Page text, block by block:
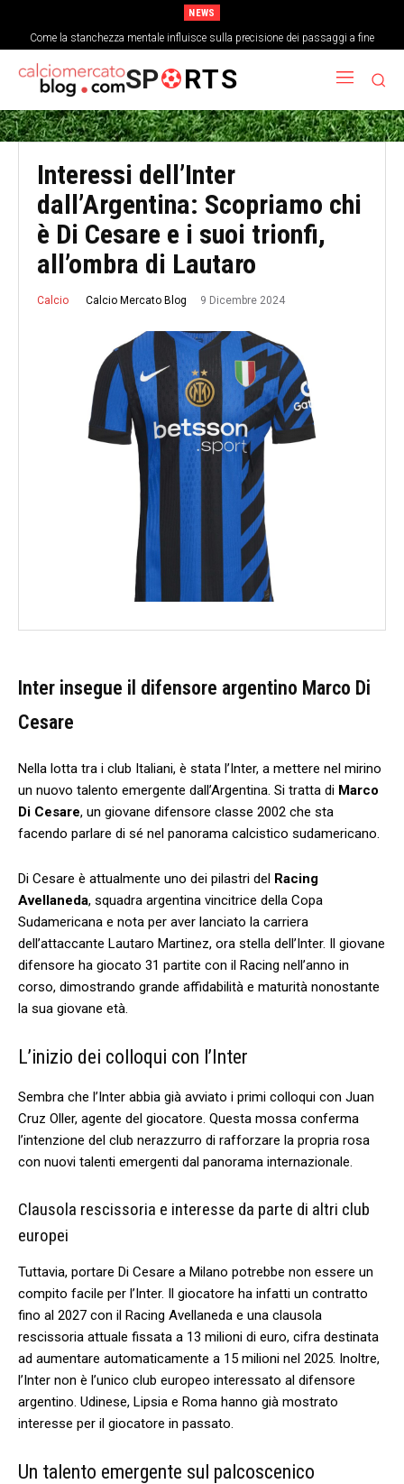
NEWS
Come la stanchezza mentale influisce sulla precisione dei passaggi a fine
partita
SP RTS
Interessi dell’Inter
dall’Argentina: Scopriamo chi
è Di Cesare e i suoi trionfi,
all’ombra di Lautaro
Calcio Calcio Mercato Blog 9 Dicembre 2024
Inter insegue il difensore argentino Marco Di
Cesare
Nella lotta tra i club Italiani, è stata l’Inter, a ‍mettere nel ⁣mirino
un ‌nuovo talento emergente dall’Argentina. Si tratta di Marco
Di Cesare, un giovane difensore classe 2002 che sta
facendo⁣ parlare di sé nel panorama calcistico sudamericano.
Di Cesare è⁣ attualmente ⁣uno ⁣dei pilastri del Racing
Avellaneda, squadra argentina vincitrice della Copa
Sudamericana e nota per aver lanciato la carriera
dell’attaccante‍ Lautaro Martinez, ora stella dell’Inter. Il giovane
difensore ha ​giocato 31 partite con il Racing nell’anno in
corso, dimostrando grande affidabilità ​e maturità nonostante
la sua giovane età.
L’inizio dei colloqui con ⁤l’Inter
Sembra che l’Inter abbia già avviato i primi colloqui con Juan
Cruz Oller, agente ⁢del ⁣giocatore. Questa mossa conferma ​
l’intenzione‍ del club nerazzurro di rafforzare la propria rosa
con nuovi talenti emergenti ⁢dal ⁤panorama ‍internazionale.
Clausola rescissoria e‍ interesse⁣ da parte di ⁤altri club
europei
Tuttavia, portare Di Cesare a Milano potrebbe non essere un
compito facile ‌per l’Inter. Il giocatore ha infatti un contratto
fino al 2027⁣ con il Racing Avellaneda​ e una clausola
rescissoria attuale fissata a 13 milioni di euro, cifra destinata
ad aumentare automaticamente a 15 milioni nel 2025. Inoltre,
l’Inter non è l’unico club europeo interessato al difensore
argentino. Udinese, ⁤Lipsia ​e Roma hanno ‍già mostrato
interesse per ⁤il giocatore in passato.
Un talento emergente sul palcoscenico